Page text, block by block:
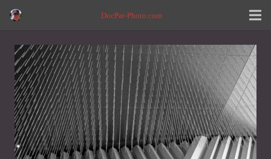
DocPat-Photo.com